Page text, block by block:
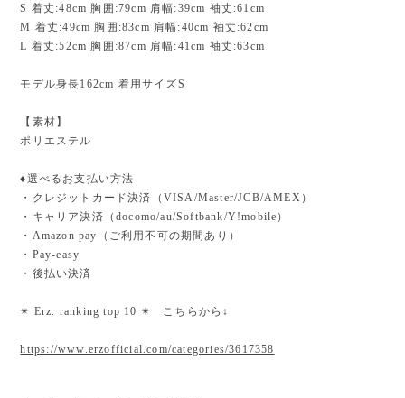
S 着丈:48cm 胸囲:79cm 肩幅:39cm 袖丈:61cm
M 着丈:49cm 胸囲:83cm 肩幅:40cm 袖丈:62cm
L 着丈:52cm 胸囲:87cm 肩幅:41cm 袖丈:63cm
モデル身長162cm 着用サイズS
【素材】
ポリエステル
♦︎選べるお支払い方法
・クレジットカード決済（VISA/Master/JCB/AMEX）
・キャリア決済（docomo/au/Softbank/Y!mobile）
・Amazon pay（ご利用不可の期間あり）
・Pay-easy
・後払い決済
✴︎ Erz. ranking top 10 ✴︎ こちらから↓
https://www.erzofficial.com/categories/3617358